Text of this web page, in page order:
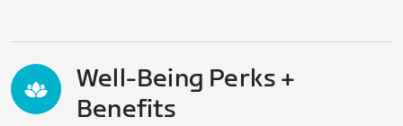
Well-Being Perks +
Benefits